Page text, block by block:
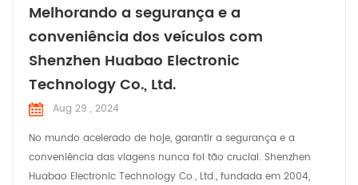
Melhorando a segurança e a
conveniência dos veículos com
Shenzhen Huabao Electronic
Technology Co., Ltd.
Aug 29 , 2024
No mundo acelerado de hoje, garantir a segurança e a
conveniência das viagens nunca foi tão crucial. Shenzhen
Huabao Electronic Technology Co., Ltd., fundada em 2004,